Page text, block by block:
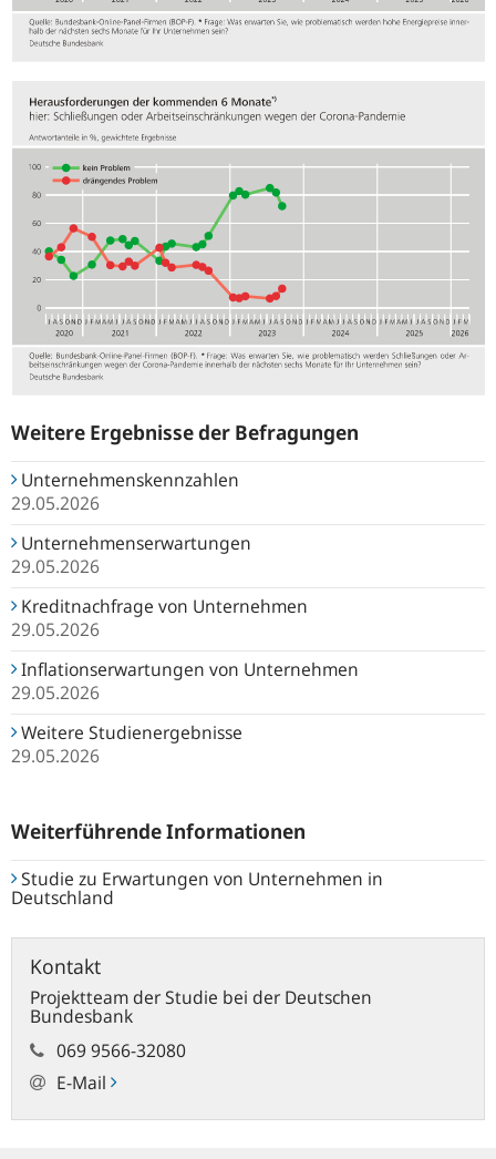
Weitere Ergebnisse der Befragungen
Unternehmenskennzahlen
29.05.2026
Unternehmenserwartungen
29.05.2026
Kreditnachfrage von Unternehmen
29.05.2026
Inflationserwartungen von Unternehmen
29.05.2026
Weitere Studienergebnisse
29.05.2026
Weiterführende Informationen
Studie zu Erwartungen von Unternehmen in
Deutschland
Kontakt
Projektteam der Studie bei der Deutschen
Bundesbank
069 9566-32080
E-Mail